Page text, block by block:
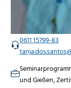
0611 15799-83
und Gießen,